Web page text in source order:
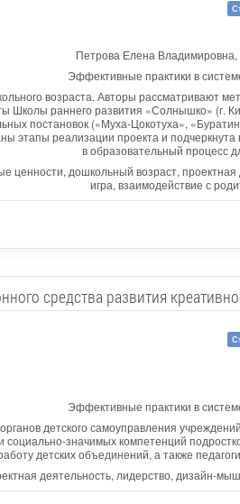
Петрова Елена
Эффективные практики в
возраста. Авторы рассматривают
раннего развития «Солнышко» (г.
постановок («Муха-Цокотуха»,
этапы реализации проекта и
в образовательный процесс
ценности, дошкольный возраст,
игра, взаимодействие с
средства развития
Эффективные практики в
детского самоуправления
значимых компетенций
детских объединений, а также
деятельность, лидерство, дизайн-